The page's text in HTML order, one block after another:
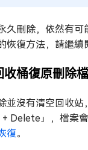
久刪除，依然有可
復方法，請繼續
桶復原刪除
並沒有清空回收站
Delete」，檔案會
復。